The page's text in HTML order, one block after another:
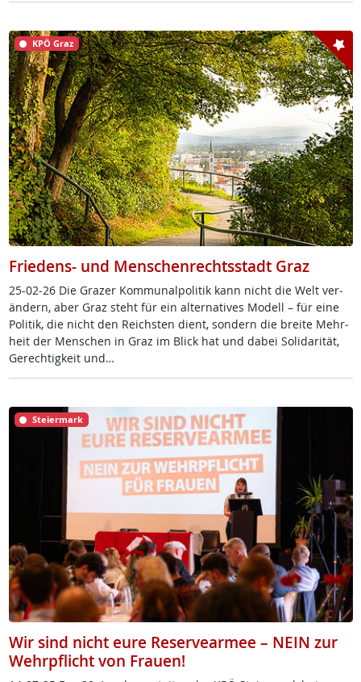
KPÖ Graz
Friedens- und Menschenrechtsstadt Graz
25-02-26 Die Gra­zer Kom­mu­nal­po­li­tik kann nicht die Welt ve­r­
än­dern, aber Graz steht für ein al­ter­na­ti­ves Mo­dell – für ei­ne
Po­li­tik, die nicht den Reichs­ten di­ent, son­dern die brei­te Mehr­
heit der Men­schen in Graz im Blick hat und da­bei So­li­da­ri­tät,
Ge­rech­tig­keit und…
Steiermark
Wir sind nicht eure Reservearmee – NEIN zur
Wehrpflicht von Frauen!